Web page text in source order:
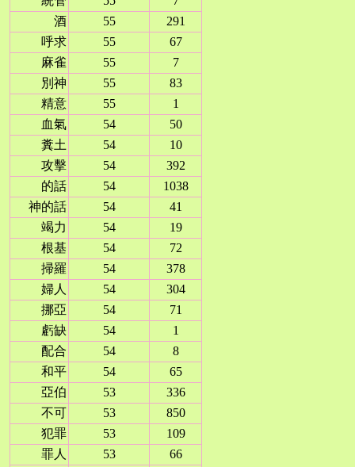
酒
55
291
呼求
55
67
麻雀
55
7
別神
55
83
精意
55
1
血氣
54
50
糞土
54
10
攻擊
54
392
的話
54
1038
神的話
54
41
竭力
54
19
根基
54
72
掃羅
54
378
婦人
54
304
挪亞
54
71
虧缺
54
1
配合
54
8
和平
54
65
亞伯
53
336
不可
53
850
犯罪
53
109
罪人
53
66